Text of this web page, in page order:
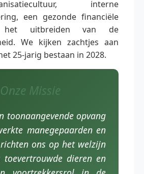
interne
een gezonde financiële
uitbreiden van de
We kijken zachtjes aan
25-jarig bestaan in 2028.
Onze Missie
toonaangevende opvang
manegepaarden en
richten ons op het welzijn
toevertrouwde dieren en